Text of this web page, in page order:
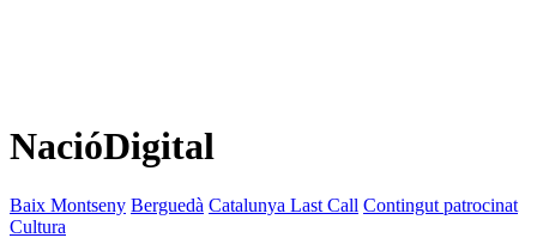
NacióDigital
Baix Montseny Berguedà Catalunya Last Call Contingut patrocinat
Cultura